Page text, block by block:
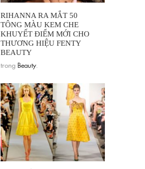
RIHANNA RA MẮT 50
TÔNG MÀU KEM CHE
KHUYẾT ĐIỂM MỚI CHO
THƯƠNG HIỆU FENTY
BEAUTY
trong Beauty.